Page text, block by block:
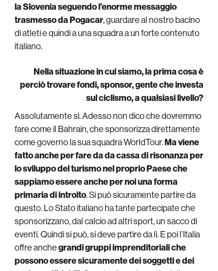
la Slovenia seguendo l’enorme messaggio
trasmesso da Pogacar, guardare al nostro bacino
di atleti e quindi a una squadra a un forte contenuto
italiano.
Nella situazione in cui siamo, la prima cosa è
perciò trovare fondi, sponsor, gente che investa
sul ciclismo, a qualsiasi livello?
Assolutamente sì. Adesso non dico che dovremmo
fare come il Bahrain, che sponsorizza direttamente
come governo la sua squadra WorldTour.Ma viene
fatto anche per fare da da cassa di risonanza per
lo sviluppo del turismo nel proprio Paese che
sappiamo essere anche per noi una forma
primaria di introito. Si può sicuramente partire da
questo. Lo Stato italiano ha tante partecipate che
sponsorizzano, dal calcio ad altri sport, un sacco di
eventi. Quindi si può, si deve partire da lì. E poi l’Italia
offre anchegrandi gruppi imprenditoriali che
possono essere sicuramente dei soggetti e dei